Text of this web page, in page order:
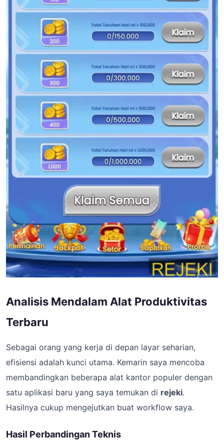
Analisis Mendalam Alat Produktivitas
Terbaru
Sebagai orang yang kerja di depan layar seharian,
efisiensi adalah kunci utama. Kemarin saya mencoba
membandingkan beberapa alat kantor populer dengan
satu aplikasi baru yang saya temukan di rejeki.
Hasilnya cukup mengejutkan buat workflow saya.
Hasil Perbandingan Teknis